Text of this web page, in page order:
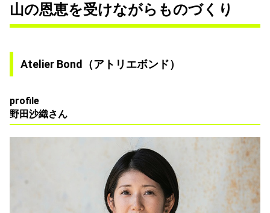
山の恩恵を受けながらものづくり
Atelier Bond（アトリエボンド）
profile
野田沙織さん